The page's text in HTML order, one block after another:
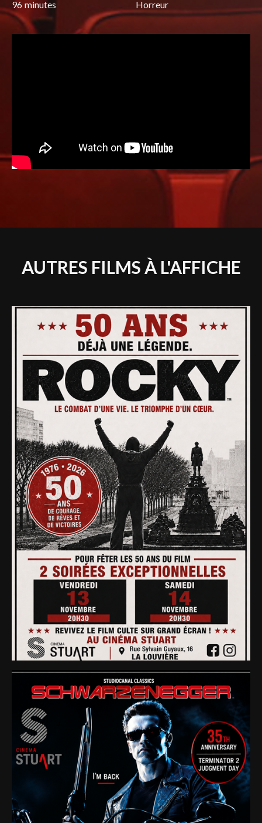
96 minutes
Horreur
AUTRES FILMS À L'AFFICHE